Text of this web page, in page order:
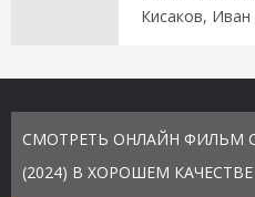
Кисаков,
СМОТРЕТЬ ОНЛАЙН ФИЛЬМ
(2024) В ХОРОШЕМ